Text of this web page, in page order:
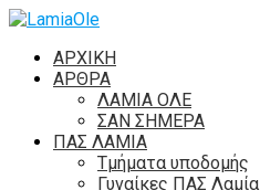
ΑΡΧΙΚΗ
ΑΡΘΡΑ
ΛΑΜΙΑ ΟΛΕ
ΣΑΝ ΣΗΜΕΡΑ
ΠΑΣ ΛΑΜΙΑ
Τμήματα υποδομής
Γυναίκες ΠΑΣ Λαμία